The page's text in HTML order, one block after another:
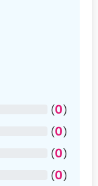
(0)
(0)
(0)
(0)